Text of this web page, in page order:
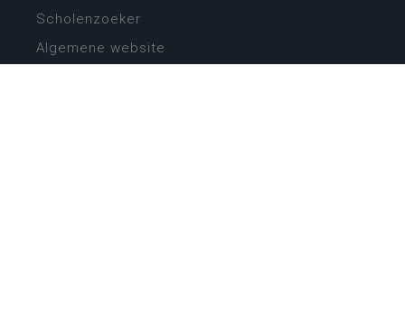
Scholenzoeker
Algemene website